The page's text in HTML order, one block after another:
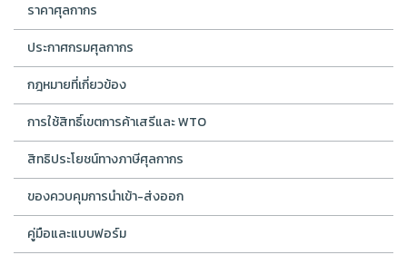
ราคาศุลกากร
ประกาศกรมศุลกากร
กฎหมายที่เกี่ยวข้อง
การใช้สิทธิ์เขตการค้าเสรีและ WTO
สิทธิประโยชน์ทางภาษีศุลกากร
ของควบคุมการนำเข้า-ส่งออก
คู่มือและแบบฟอร์ม